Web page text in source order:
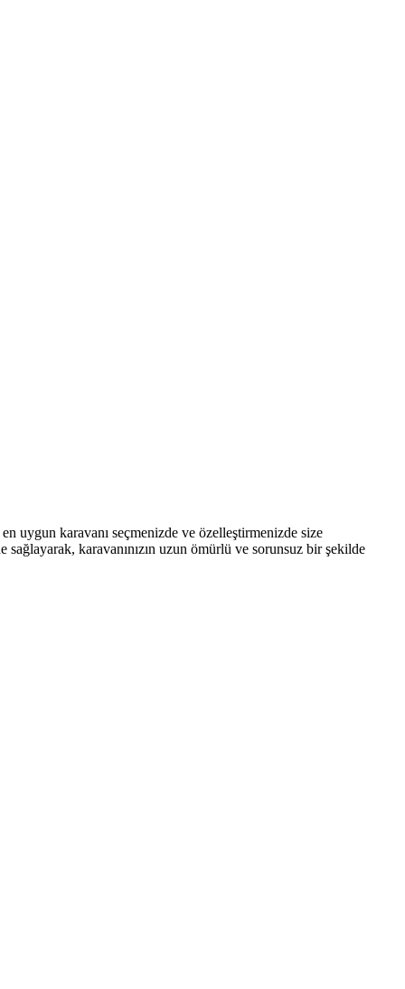
uygun karavanı seçmenizde ve özelleştirmenizde size
sağlayarak, karavanınızın uzun ömürlü ve sorunsuz bir şekilde